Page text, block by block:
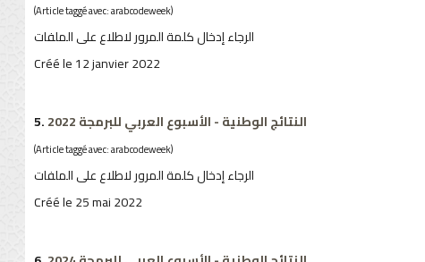
(Article taggé avec: arabcodeweek)
الرجاء إدخال كلمة المرور لاطلاع على الملفات
Créé le 12 janvier 2022
5. النتائج الوطنية - الأسبوع العربي للبرمجة 2022
(Article taggé avec: arabcodeweek)
الرجاء إدخال كلمة المرور لاطلاع على الملفات
Créé le 25 mai 2022